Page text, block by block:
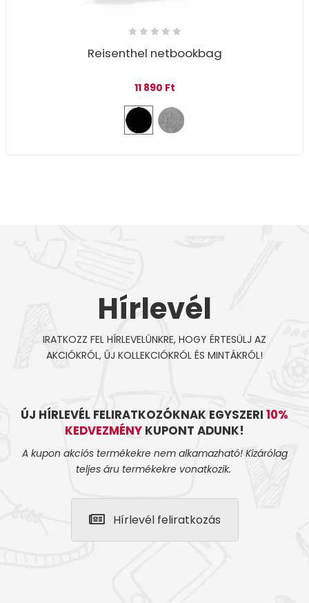
Reisenthel netbookbag
11 890 Ft
Hírlevél
IRATKOZZ FEL HÍRLEVELÜNKRE, HOGY ÉRTESÜLJ AZ
AKCIÓKRÓL, ÚJ KOLLEKCIÓKRÓL ÉS MINTÁKRÓL!
ÚJ HÍRLEVÉL FELIRATKOZÓKNAK EGYSZERI 10%
KEDVEZMÉNY KUPONT ADUNK!
A kupon akciós termékekre nem alkamazható! Kizárólag
teljes áru termékekre vonatkozik.
Hírlevél feliratkozás